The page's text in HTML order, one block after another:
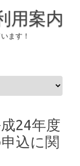
用案内
ます！
24年度
込に関